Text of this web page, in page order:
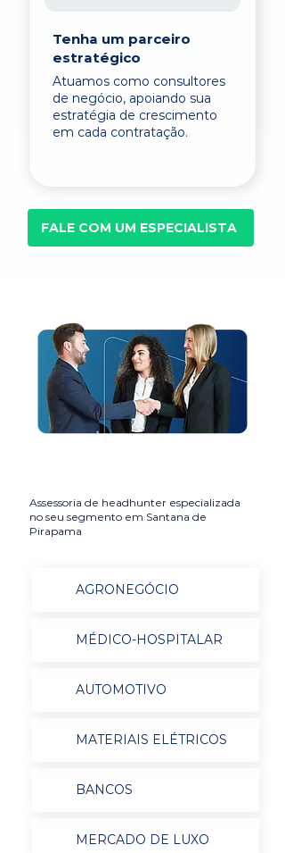
Tenha um parceiro
estratégico
Atuamos como consultores
de negócio, apoiando sua
estratégia de crescimento
em cada contratação.
FALE COM UM ESPECIALISTA
Assessoria de headhunter especializada
no seu segmento em Santana de
Pirapama
AGRONEGÓCIO
MÉDICO-HOSPITALAR
AUTOMOTIVO
MATERIAIS ELÉTRICOS
BANCOS
MERCADO DE LUXO